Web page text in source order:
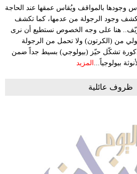
وجودها بالمواقف ويُقاس عمقها عند الحاجة
تكشف وجود الرجولة من عدمها، كما تكشف
هنا على وجه الخصوص نستطيع أن نرى
من (الكرتون) ولا تحمل من الرجولة
تشكّل حيّز (بيولوجي) بسيط جداً ضمن
بيولوجياً... المزيد
ظروف عائلية